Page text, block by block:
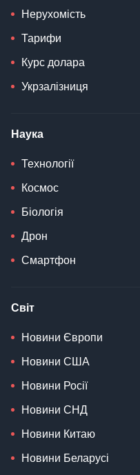
Нерухомість
Тарифи
Курс долара
Укрзалізниця
Наука
Технології
Космос
Біологія
Дрон
Смартфон
Світ
Новини Європи
Новини США
Новини Росії
Новини СНД
Новини Китаю
Новини Беларусі